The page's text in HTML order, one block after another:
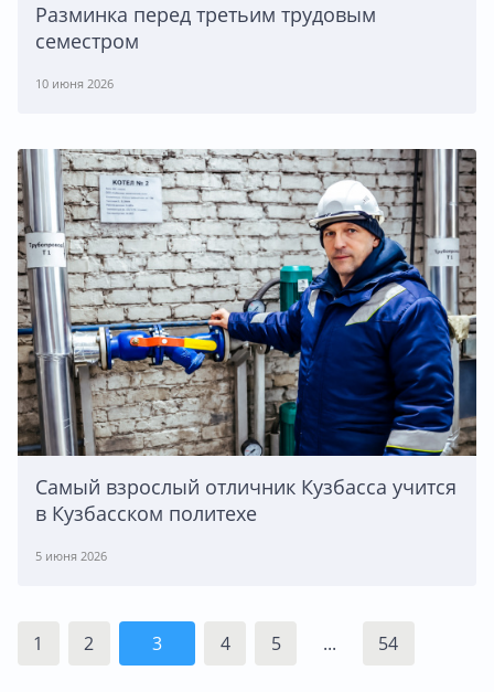
Разминка перед третьим трудовым
семестром
10 июня 2026
Самый взрослый отличник Кузбасса учится
в Кузбасском политехе
5 июня 2026
1 2 3 4 5 ... 54